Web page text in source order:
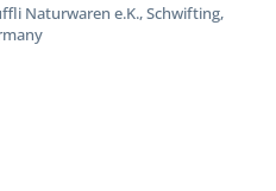
Naturwaren e.K., Schwifting,